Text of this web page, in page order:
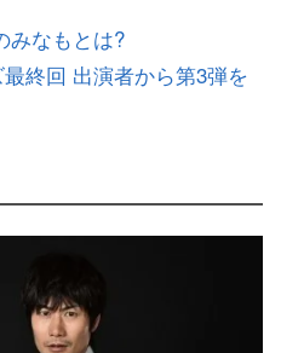
みなもとは?
最終回 出演者から第3弾を